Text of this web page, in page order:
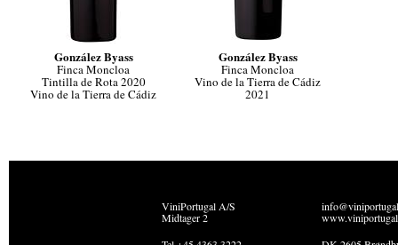
González Byass
Finca Moncloa
Tintilla de Rota 2020
Vino de la Tierra de Cádiz
González Byass
Finca Moncloa
Vino de la Tierra de Cádiz
2021
ViniPortugal A/S
Midtager 2